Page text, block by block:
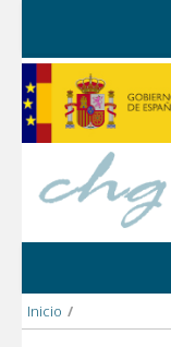
Inicio /